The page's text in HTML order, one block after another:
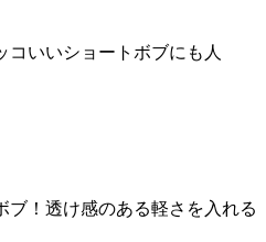
コいいショートボブにも人
ブ！透け感のある軽さを入れる